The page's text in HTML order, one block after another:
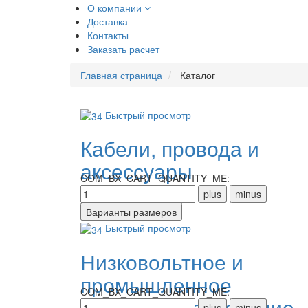
О компании
Доставка
Контакты
Заказать расчет
Главная страница
Каталог
Быстрый просмотр
Кабели, провода и
аксессуары
COM_BX_CART_QUANTITY_ME:
Быстрый просмотр
Низковольтное и
промышленное
COM_BX_CART_QUANTITY_ME: